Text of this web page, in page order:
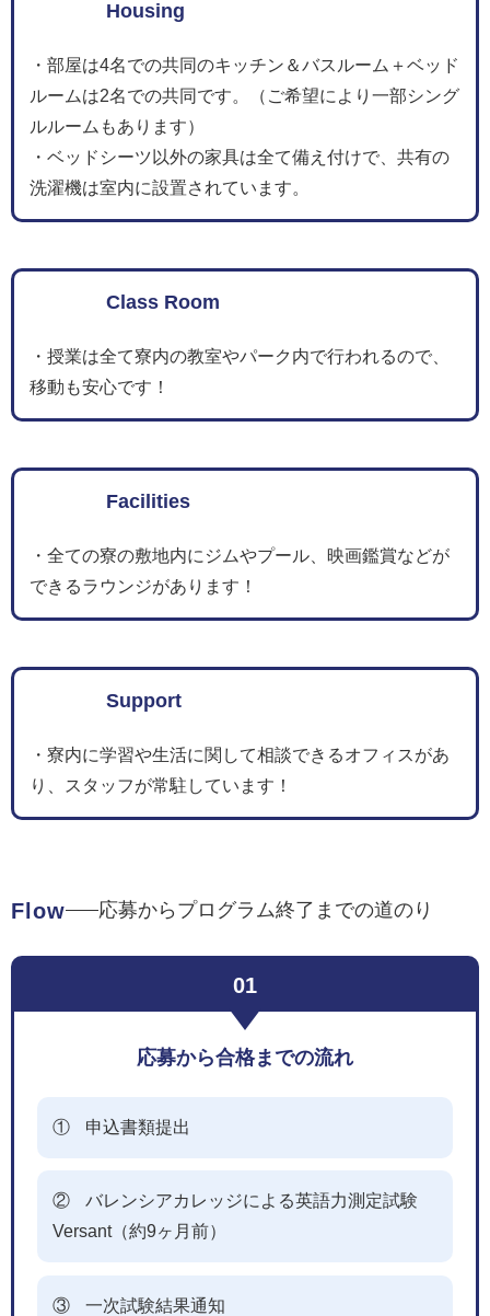
Housing
・部屋は4名での共同のキッチン＆バスルーム＋ベッド
ルームは2名での共同です。（ご希望により一部シング
ルルームもあります）
・ベッドシーツ以外の家具は全て備え付けで、共有の
洗濯機は室内に設置されています。
Class Room
・授業は全て寮内の教室やパーク内で行われるので、
移動も安心です！
Facilities
・全ての寮の敷地内にジムやプール、映画鑑賞などが
できるラウンジがあります！
Support
・寮内に学習や生活に関して相談できるオフィスがあ
り、スタッフが常駐しています！
Flow 応募からプログラム終了までの道のり
01
応募から合格までの流れ
① 申込書類提出
②
バレンシアカレッジによる英語力測定試験
Versant（約9ヶ月前）
③ 一次試験結果通知